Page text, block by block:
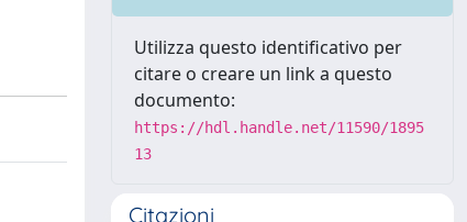
Utilizza questo identificativo per
citare o creare un link a questo
documento:
https://hdl.handle.net/11590/1895
13
Citazioni